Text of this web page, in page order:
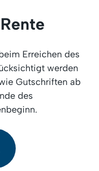
Erreichen des
werden
Gutschriften ab
des